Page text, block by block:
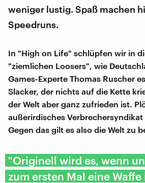
weniger lustig. Spaß machen
Speedruns.
In "High on Life" schlüpfen wir in
"ziemlichen Loosers", wie
Games-Experte Thomas Ruscher
Slacker, der nichts auf die Kette
der Welt aber ganz zufrieden ist.
außerirdisches Verbrechersyndikat
Gegen das gilt es also die Welt zu
"Originell wird es, wenn
zum ersten Mal eine